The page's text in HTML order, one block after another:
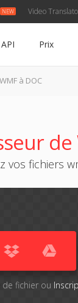
Video
API Prix
WMF à DOC
de
vos fichiers
de fichier ou